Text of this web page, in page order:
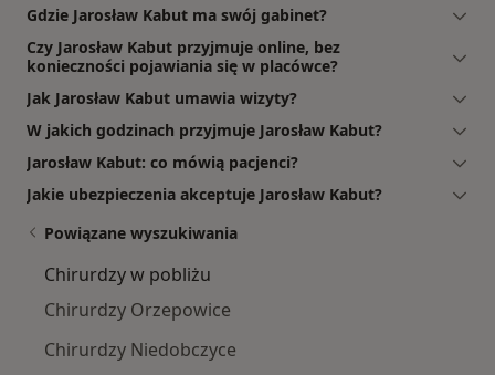
Gdzie Jarosław Kabut ma swój gabinet?
Czy Jarosław Kabut przyjmuje online, bez
konieczności pojawiania się w placówce?
Jak Jarosław Kabut umawia wizyty?
W jakich godzinach przyjmuje Jarosław Kabut?
Jarosław Kabut: co mówią pacjenci?
Jakie ubezpieczenia akceptuje Jarosław Kabut?
Powiązane wyszukiwania
Chirurdzy w pobliżu
Chirurdzy Orzepowice
Chirurdzy Niedobczyce